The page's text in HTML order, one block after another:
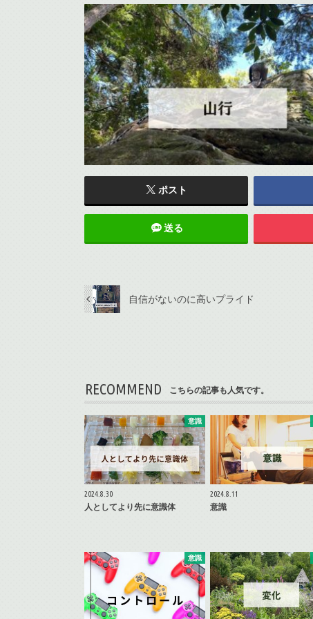
ポスト
送る
自信がないのに高いプライド
RECOMMEND こちらの記事も人気です。
意識
2024.8.30
人としてより先に意識体
2024.8.11
意識
意識